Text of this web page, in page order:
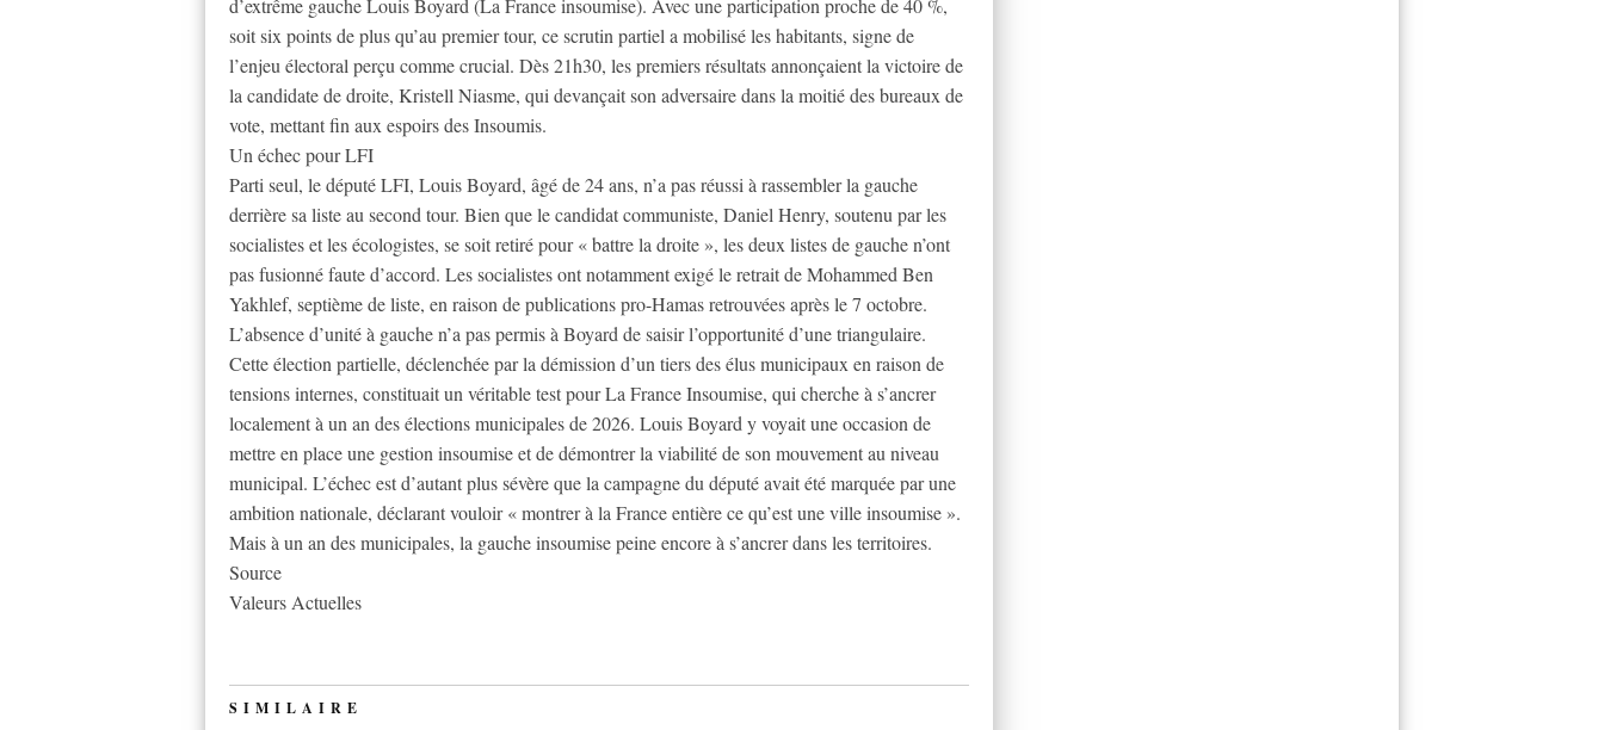
d’extrême gauche Louis Boyard (La France insoumise). Avec une participation proche de 40 %,
soit six points de plus qu’au premier tour, ce scrutin partiel a mobilisé les habitants, signe de
l’enjeu électoral perçu comme crucial. Dès 21h30, les premiers résultats annonçaient la victoire de
la candidate de droite, Kristell Niasme, qui devançait son adversaire dans la moitié des bureaux de
vote, mettant fin aux espoirs des Insoumis.
Un échec pour LFI
Parti seul, le député LFI, Louis Boyard, âgé de 24 ans, n’a pas réussi à rassembler la gauche
derrière sa liste au second tour. Bien que le candidat communiste, Daniel Henry, soutenu par les
socialistes et les écologistes, se soit retiré pour « battre la droite », les deux listes de gauche n’ont
pas fusionné faute d’accord. Les socialistes ont notamment exigé le retrait de Mohammed Ben
Yakhlef, septième de liste, en raison de publications pro-Hamas retrouvées après le 7 octobre.
L’absence d’unité à gauche n’a pas permis à Boyard de saisir l’opportunité d’une triangulaire.
Cette élection partielle, déclenchée par la démission d’un tiers des élus municipaux en raison de
tensions internes, constituait un véritable test pour La France Insoumise, qui cherche à s’ancrer
localement à un an des élections municipales de 2026. Louis Boyard y voyait une occasion de
mettre en place une gestion insoumise et de démontrer la viabilité de son mouvement au niveau
municipal. L’échec est d’autant plus sévère que la campagne du député avait été marquée par une
ambition nationale, déclarant vouloir « montrer à la France entière ce qu’est une ville insoumise ».
Mais à un an des municipales, la gauche insoumise peine encore à s’ancrer dans les territoires.
Source
Valeurs Actuelles
SIMILAIRE